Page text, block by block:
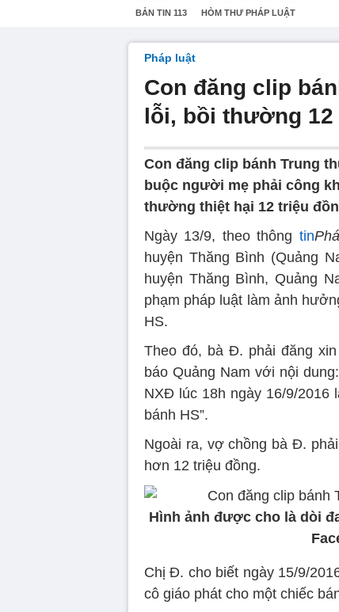
BẢN TIN 113 HÒM THƯ PHÁP LUẬT
Pháp luật
Con đăng clip
lỗi, bồi thường 12
Con đăng clip bánh Trung
buộc người mẹ phải công
thường thiệt hại 12 triệu
Ngày 13/9, theo thông tin
huyện Thăng Bình (Quảng
huyện Thăng Bình, Quảng
phạm pháp luật làm ảnh
HS.
Theo đó, bà Đ. phải đăng
báo Quảng Nam với nội
NXĐ lúc 18h ngày 16/9/
bánh HS”.
Ngoài ra, vợ chồng bà Đ.
hơn 12 triệu đồng.
Hình ảnh được cho là dòi
Chị Đ. cho biết ngày 15/9/
cô giáo phát cho một chiếc